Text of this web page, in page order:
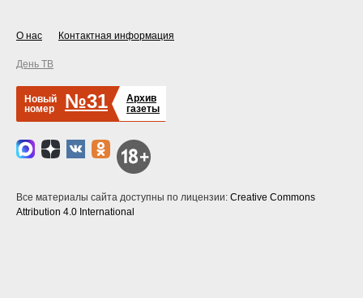
О нас Контактная информация
День ТВ
Новый
номер
№31
Архив
газеты
Все материалы сайта доступны по лицензии: Creative Commons
Attribution 4.0 International